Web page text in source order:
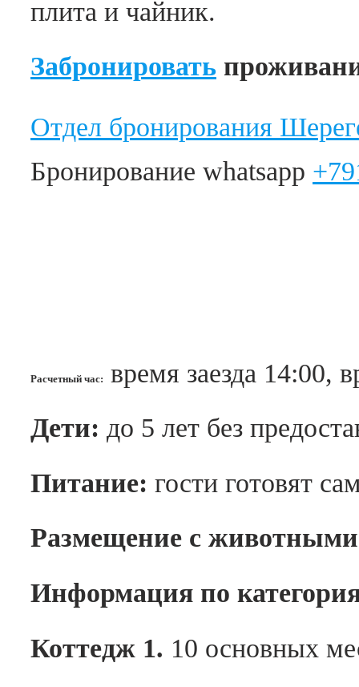
плита и чайник.
Забронировать
Отдел бронирования
Бронирование whatsapp
Расчетный час:
время заезда 14:00,
Дети: до 5 лет без
Питание: гости готовят
Размещение с
Информация по
Коттедж 1. 10 основных